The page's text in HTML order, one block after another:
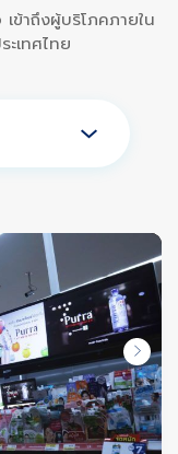
าถึงผู้บริโภคภายใน
ะเทศไทย
ดตั้งกระจายตัวอยู่ทั่ว
สยามเซ็นเตอร์